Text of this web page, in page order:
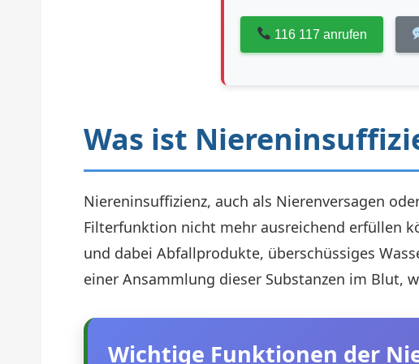
116 117 anrufen
Was ist
Niereninsuffizienz, auch als Nierenversagen
Filterfunktion nicht mehr ausreichend erfüllen
und dabei Abfallprodukte, überschüssiges
einer Ansammlung dieser Substanzen im Blut,
Wichtige Funktionen der